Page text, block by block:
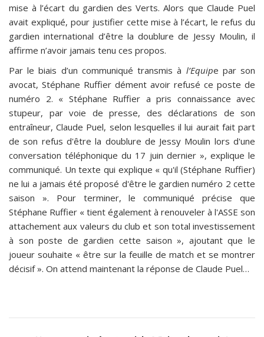
mise à l’écart du gardien des Verts. Alors que Claude Puel
avait expliqué, pour justifier cette mise à l’écart, le refus du
gardien international d’être la doublure de Jessy Moulin, il
affirme n’avoir jamais tenu ces propos.
Par le biais d’un communiqué transmis à l’Equipe par son
avocat, Stéphane Ruffier dément avoir refusé ce poste de
numéro 2. « Stéphane Ruffier a pris connaissance avec
stupeur, par voie de presse, des déclarations de son
entraîneur, Claude Puel, selon lesquelles il lui aurait fait part
de son refus d'être la doublure de Jessy Moulin lors d'une
conversation téléphonique du 17 juin dernier », explique le
communiqué. Un texte qui explique « qu'il (Stéphane Ruffier)
ne lui a jamais été proposé d'être le gardien numéro 2 cette
saison ». Pour terminer, le communiqué précise que
Stéphane Ruffier « tient également à renouveler à l'ASSE son
attachement aux valeurs du club et son total investissement
à son poste de gardien cette saison », ajoutant que le
joueur souhaite « être sur la feuille de match et se montrer
décisif ». On attend maintenant la réponse de Claude Puel…